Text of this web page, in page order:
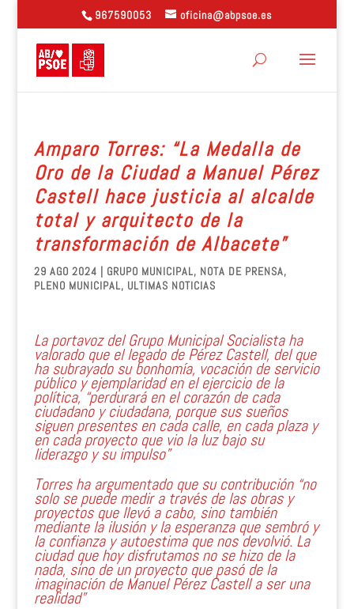
967590053 oficina@abpsoe.es
Amparo Torres: “La Medalla de
Oro de la Ciudad a Manuel Pérez
Castell hace justicia al alcalde
total y arquitecto de la
transformación de Albacete”
29 AGO 2024 | GRUPO MUNICIPAL, NOTA DE PRENSA,
PLENO MUNICIPAL, ULTIMAS NOTICIAS
La portavoz del Grupo Municipal Socialista ha
valorado que el legado de Pérez Castell, del que
ha subrayado su bonhomía, vocación de servicio
público y ejemplaridad en el ejercicio de la
política, “perdurará en el corazón de cada
ciudadano y ciudadana, porque sus sueños
siguen presentes en cada calle, en cada plaza y
en cada proyecto que vio la luz bajo su
liderazgo y su impulso”
Torres ha argumentado que su contribución “no
solo se puede medir a través de las obras y
proyectos que llevó a cabo, sino también
mediante la ilusión y la esperanza que sembró y
la confianza y autoestima que nos devolvió. La
ciudad que hoy disfrutamos no se hizo de la
nada, sino de un proyecto que pasó de la
imaginación de Manuel Pérez Castell a ser una
realidad”